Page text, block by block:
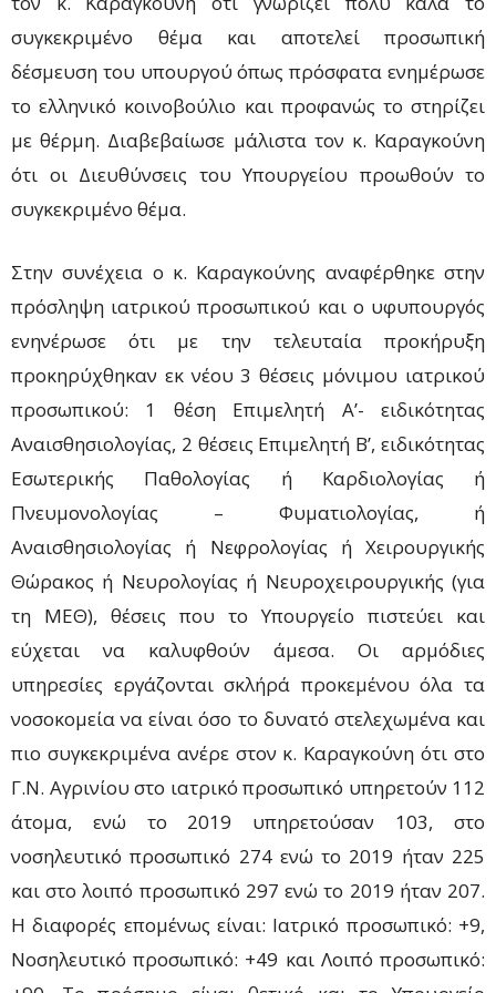
συγκεκριμένο θέμα και αποτελεί προσωπική
δέσμευση του υπουργού όπως πρόσφατα ενημέρωσε
το ελληνικό κοινοβούλιο και προφανώς το στηρίζει
με θέρμη. Διαβεβαίωσε μάλιστα τον κ. Καραγκούνη
ότι οι Διευθύνσεις του Υπουργείου προωθούν το
συγκεκριμένο θέμα.
Στην συνέχεια ο κ. Καραγκούνης αναφέρθηκε στην
πρόσληψη ιατρικού προσωπικού και ο υφυπουργός
ενηνέρωσε ότι με την τελευταία προκήρυξη
προκηρύχθηκαν εκ νέου 3 θέσεις μόνιμου ιατρικού
προσωπικού: 1 θέση Επιμελητή Α’- ειδικότητας
Αναισθησιολογίας, 2 θέσεις Επιμελητή Β’, ειδικότητας
Εσωτερικής Παθολογίας ή Καρδιολογίας ή
Πνευμονολογίας – Φυματιολογίας, ή
Αναισθησιολογίας ή Νεφρολογίας ή Χειρουργικής
Θώρακος ή Νευρολογίας ή Νευροχειρουργικής (για
τη ΜΕΘ), θέσεις που το Υπουργείο πιστεύει και
εύχεται να καλυφθούν άμεσα. Οι αρμόδιες
υπηρεσίες εργάζονται σκλήρά προκεμένου όλα τα
νοσοκομεία να είναι όσο το δυνατό στελεχωμένα και
πιο συγκεκριμένα ανέρε στον κ. Καραγκούνη ότι στο
Γ.Ν. Αγρινίου στο ιατρικό προσωπικό υπηρετούν 112
άτομα, ενώ το 2019 υπηρετούσαν 103, στο
νοσηλευτικό προσωπικό 274 ενώ το 2019 ήταν 225
και στο λοιπό προσωπικό 297 ενώ το 2019 ήταν 207.
Η διαφορές επομένως είναι: Ιατρικό προσωπικό: +9,
Νοσηλευτικό προσωπικό: +49 και Λοιπό προσωπικό: